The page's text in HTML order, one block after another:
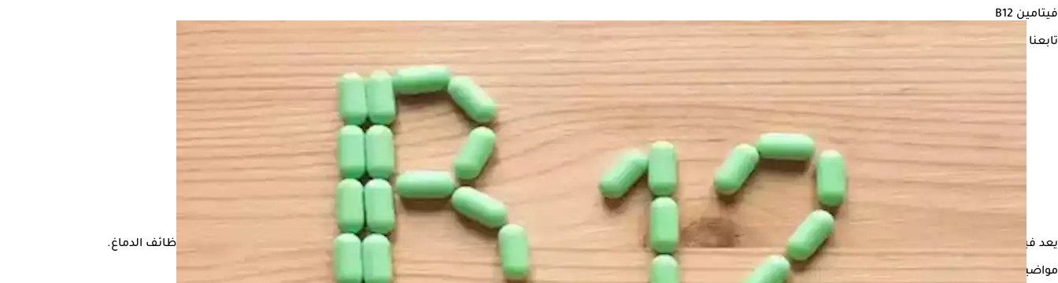
فيتامين B12
تابعنا على
يعد فيتامين من الفيتامينات الأساسية التي يحتاجها الجسم للعديد من الوظائف الحيوية مثل دعم صحة الأعصاب، وتحفيز إنتاج خلايا الدم الحمراء، بالإضافة إلى تحسين وظائف الدماغ.
مواضيع ذات صلة